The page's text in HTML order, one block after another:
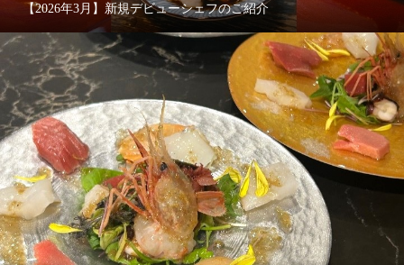
【2026年3月】新規デビューシェフのご紹介